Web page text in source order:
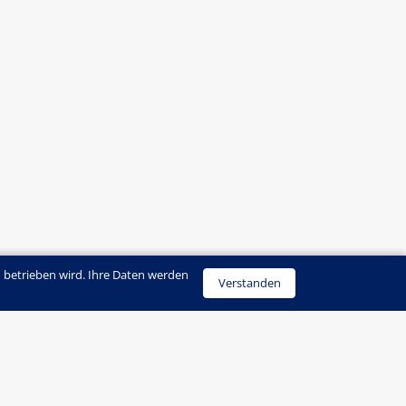
wird. Ihre Daten werden Verstanden